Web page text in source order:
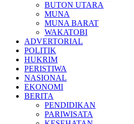
BUTON UTARA
MUNA
MUNA BARAT
WAKATOBI
ADVERTORIAL
POLITIK
HUKRIM
PERISTIWA
NASIONAL
EKONOMI
BERITA
PENDIDIKAN
PARIWISATA